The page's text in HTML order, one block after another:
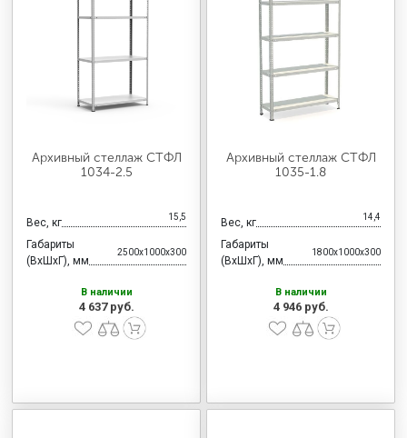
Архивный стеллаж СТФЛ
1034-2.5
Вес, кг 15,5
Габариты
(ВхШхГ), мм
2500x1000x300
В наличии
4 637 руб.
Архивный стеллаж СТФЛ
1035-1.8
Вес, кг 14,4
Габариты
(ВхШхГ), мм
1800x1000x300
В наличии
4 946 руб.